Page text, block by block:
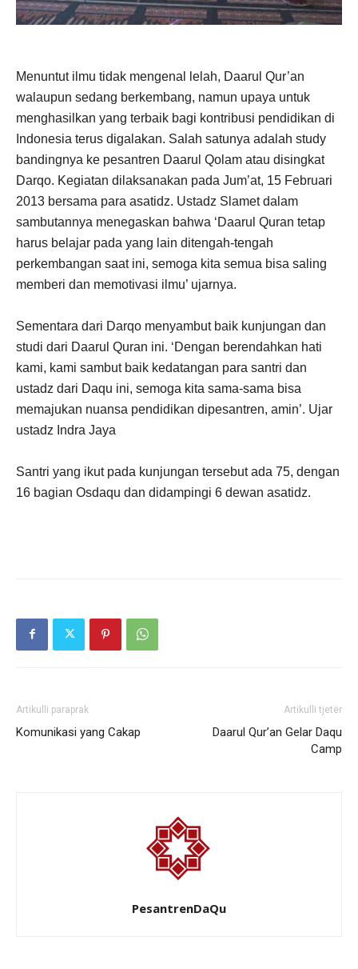
Menuntut ilmu tidak mengenal lelah, Daarul Qur’an
walaupun sedang berkembang, namun upaya untuk
menghasilkan yang terbaik bagi kontribusi pendidikan di
Indonesia terus digalakan. Salah satunya adalah study
bandingnya ke pesantren Daarul Qolam atau disingkat
Darqo. Kegiatan dilaksanakan pada Jum’at, 15 Februari
2013 bersama para asatidz. Ustadz Slamet dalam
sambutannya menegaskan bahwa ‘Daarul Quran tetap
harus belajar pada yang lain ditengah-tengah
perkembangan saat ini, semoga kita semua bisa saling
memberi dan memotivasi ilmu’ ujarnya.
Sementara dari Darqo menyambut baik kunjungan dan
studi dari Daarul Quran ini. ‘Dengan berendahkan hati
kami, kami sambut baik kedatangan para santri dan
ustadz dari Daqu ini, semoga kita sama-sama bisa
memajukan nuansa pendidikan dipesantren, amin’. Ujar
ustadz Indra Jaya
Santri yang ikut pada kunjungan tersebut ada 75, dengan
16 bagian Osdaqu dan didampingi 6 dewan asatidz.
Artikulli paraprak
Komunikasi yang Cakap
Artikulli tjetër
Daarul Qur’an Gelar Daqu
Camp
PesantrenDaQu